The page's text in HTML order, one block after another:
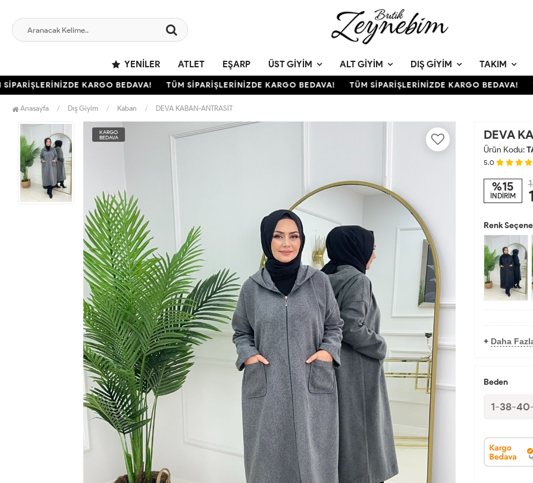
YENILER ATLET EŞARP ÜST GIYIM ALT GIYIM DIŞ GIYIM TAKIM
KARGO BEDAVA! TÜM SİPARİŞLERİNİZDE KARGO BEDAVA! TÜM SİPARİŞLERİNİZDE KARGO BEDAVA!
Anasayfa Dış Giyim Kaban DEVA KABAN-ANTRASİT
KARGO
BEDAVA
DEVA
Ürün Kodu:
5.0
%15
İNDİRİM
Renk
+ Daha
Beden
1-38-